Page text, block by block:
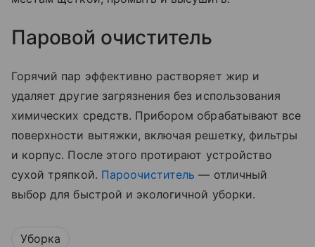
Паровой очиститель
Горячий пар эффективно растворяет жир и
удаляет другие загрязнения без использования
химических средств. Прибором обрабатывают все
поверхности вытяжки, включая решетку, фильтры
и корпус. После этого протирают устройство
сухой тряпкой. Пароочиститель — отличный
выбор для быстрой и экологичной уборки.
Уборка